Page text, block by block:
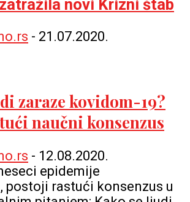
novi Krizni štab
- 21.07.2020.
zaraze kovidom-19?
naučni konsenzus
- 12.08.2020.
epidemije
postoji rastući konsenzus u